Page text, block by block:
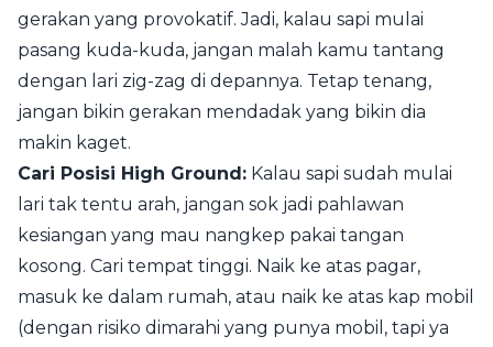
gerakan yang provokatif. Jadi, kalau sapi mulai
pasang kuda-kuda, jangan malah kamu tantang
dengan lari zig-zag di depannya. Tetap tenang,
jangan bikin gerakan mendadak yang bikin dia
makin kaget.
Cari Posisi High Ground: Kalau sapi sudah mulai
lari tak tentu arah, jangan sok jadi pahlawan
kesiangan yang mau nangkep pakai tangan
kosong. Cari tempat tinggi. Naik ke atas pagar,
masuk ke dalam rumah, atau naik ke atas kap mobil
(dengan risiko dimarahi yang punya mobil, tapi ya